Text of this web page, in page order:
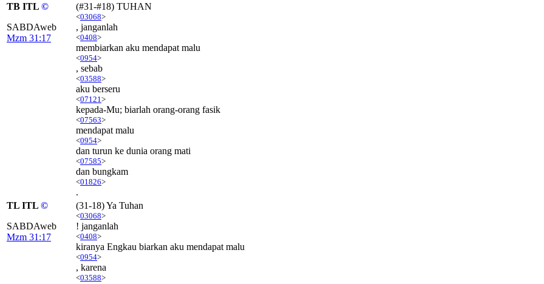
TB ITL ©
SABDAweb
Mzm 31:17
(#31-#18) TUHAN
<03068>
, janganlah
<0408>
membiarkan aku mendapat malu
<0954>
, sebab
<03588>
aku berseru
<07121 >
kepada-Mu; biarlah orang-orang fasik
<07563>
mendapat malu
<0954>
dan turun ke dunia orang mati
<07585>
dan bungkam
<01826>
.
TL ITL ©
SABDAweb
Mzm 31:17
(31-18) Ya Tuhan
<03068>
! janganlah
<0408>
kiranya Engkau biarkan aku mendapat malu
<0954>
, karena
<03588>